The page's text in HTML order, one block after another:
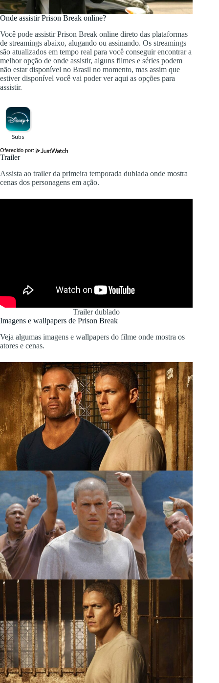
Onde assistir Prison Break online?
Você pode assistir Prison Break online direto das plataformas
de streamings abaixo, alugando ou assinando. Os streamings
são atualizados em tempo real para você conseguir encontrar a
melhor opção de onde assistir, alguns filmes e séries podem
não estar disponível no Brasil no momento, mas assim que
estiver disponível você vai poder ver aqui as opções para
assistir.
Oferecido por:
Trailer
Assista ao trailer da primeira temporada dublada onde mostra
cenas dos personagens em ação.
Trailer dublado
Imagens e wallpapers de Prison Break
Veja algumas imagens e wallpapers do filme onde mostra os
atores e cenas.